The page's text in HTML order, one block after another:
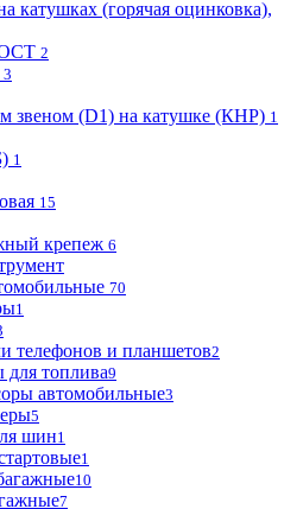
катушках (горячая оцинковка),
2
3
звеном (D1) на катушке (КНР) 1
1
15
крепеж 6
70
1
телефонов и планшетов2
для топлива9
автомобильные3
5
шин1
1
10
7